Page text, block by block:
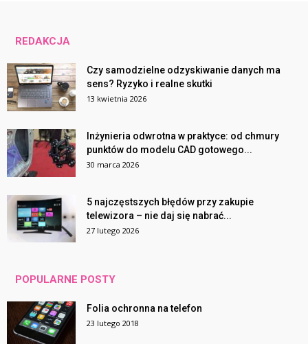
REDAKCJA
Czy samodzielne odzyskiwanie danych ma
sens? Ryzyko i realne skutki
13 kwietnia 2026
Inżynieria odwrotna w praktyce: od chmury
punktów do modelu CAD gotowego...
30 marca 2026
5 najczęstszych błędów przy zakupie
telewizora – nie daj się nabrać...
27 lutego 2026
POPULARNE POSTY
Folia ochronna na telefon
23 lutego 2018